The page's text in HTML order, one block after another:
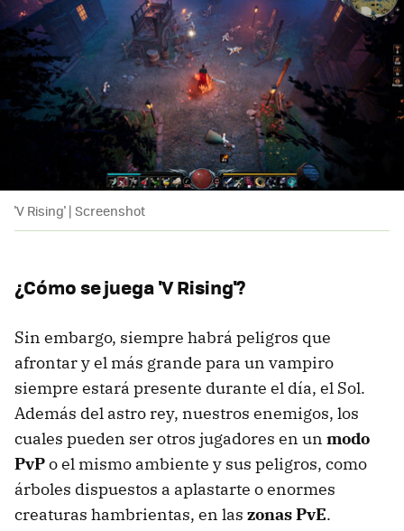
'V Rising' | Screenshot
¿Cómo se juega 'V Rising'?
Sin embargo, siempre habrá peligros que
afrontar y el más grande para un vampiro
siempre estará presente durante el día, el Sol.
Además del astro rey, nuestros enemigos, los
cuales pueden ser otros jugadores en un modo
PvPo el mismo ambiente y sus peligros, como
árboles dispuestos a aplastarte o enormes
creaturas hambrientas, en las zonas PvE.